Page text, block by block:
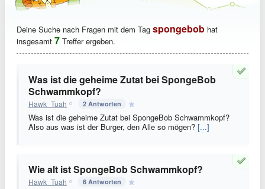
Deine Suche nach Fragen mit dem Tag spongebob hat
insgesamt 7 Treffer ergeben.
Was ist die geheime Zutat bei SpongeBob
Schwammkopf?
Hawk_Tuah 2 Antworten
Was ist die geheime Zutat bei SpongeBob Schwammkopf?
Also aus was ist der Burger, den Alle so mögen? [...]
Wie alt ist SpongeBob Schwammkopf?
Hawk_Tuah 6 Antworten